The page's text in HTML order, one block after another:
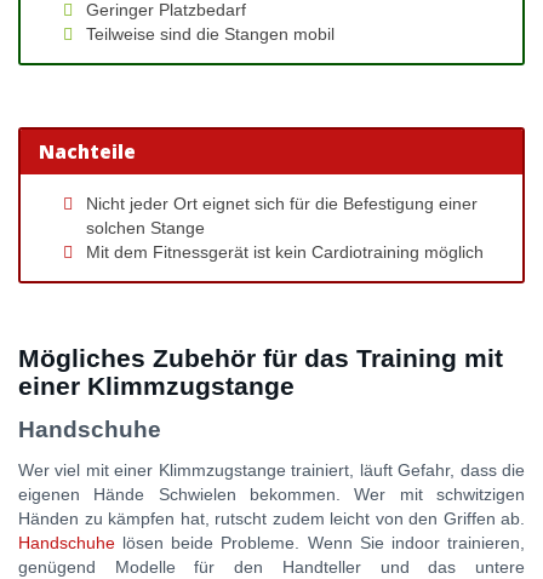
Geringer Platzbedarf
Teilweise sind die Stangen mobil
Nachteile
Nicht jeder Ort eignet sich für die Befestigung einer
solchen Stange
Mit dem Fitnessgerät ist kein Cardiotraining möglich
Mögliches Zubehör für das Training mit
einer Klimmzugstange
Handschuhe
Wer viel mit einer Klimmzugstange trainiert, läuft Gefahr, dass die
eigenen Hände Schwielen bekommen. Wer mit schwitzigen
Händen zu kämpfen hat, rutscht zudem leicht von den Griffen ab.
Handschuhe lösen beide Probleme. Wenn Sie indoor trainieren,
genügend Modelle für den Handteller und das untere